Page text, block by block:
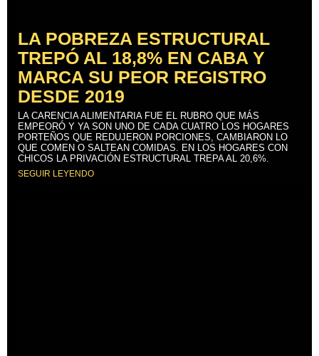
LA POBREZA ESTRUCTURAL
TREPÓ AL 18,8% EN CABA Y
MARCA SU PEOR REGISTRO
DESDE 2019
LA CARENCIA ALIMENTARIA FUE EL RUBRO QUE MÁS
EMPEORÓ Y YA SON UNO DE CADA CUATRO LOS HOGARES
PORTEÑOS QUE REDUJERON PORCIONES, CAMBIARON LO
QUE COMEN O SALTEAN COMIDAS. EN LOS HOGARES CON
CHICOS LA PRIVACIÓN ESTRUCTURAL TREPA AL 20,6%.
SEGUIR LEYENDO